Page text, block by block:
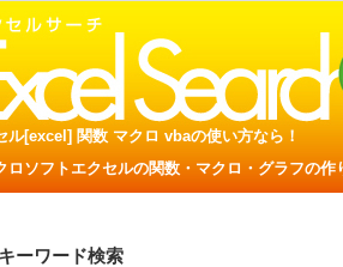
ル[excel] 関数 マクロ vbaの使い方なら！
ロソフトエクセルの関数・マクロ・グラフの
キーワード検索